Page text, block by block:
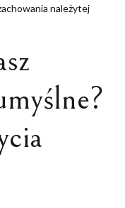
należytej